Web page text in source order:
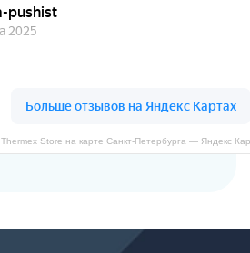
Thermex Store на карте Санкт‑Петербурга — Яндекс